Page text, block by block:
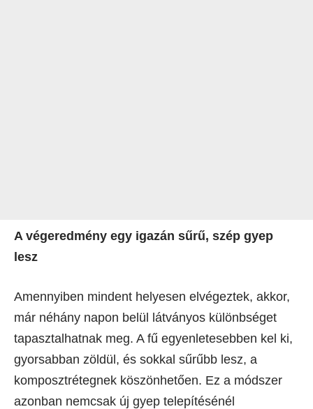
A végeredmény egy igazán sűrű, szép gyep
lesz
Amennyiben mindent helyesen elvégeztek, akkor,
már néhány napon belül látványos különbséget
tapasztalhatnak meg. A fű egyenletesebben kel ki,
gyorsabban zöldül, és sokkal sűrűbb lesz, a
komposztrétegnek köszönhetően. Ez a módszer
azonban nemcsak új gyep telepítésénél